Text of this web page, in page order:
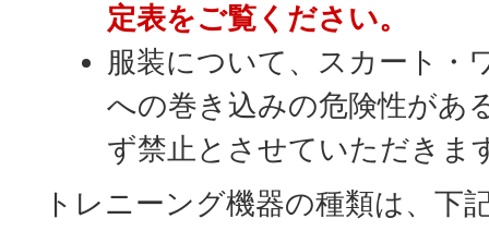
定表をご覧ください。
服装について、スカート・
への巻き込みの危険性があ
ず禁止とさせていただきま
トレニーング機器の種類は、下